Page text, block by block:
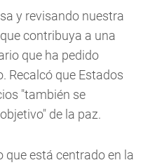
y revisando nuestra
contribuya a una
que ha pedido
Recalcó que Estados
"también se
de la paz.
que está centrado en la